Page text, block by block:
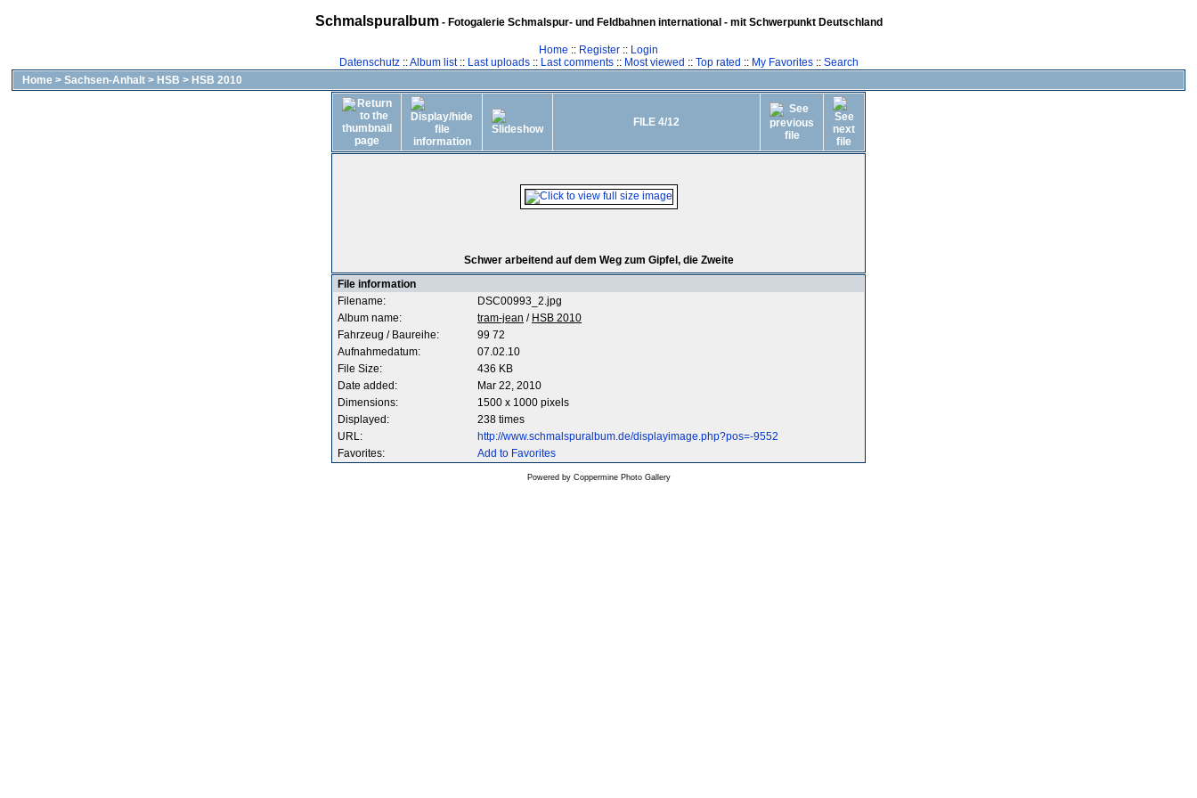
Schmalspuralbum- Fotogalerie Schmalspur- und Feldbahnen international - mit Schwerpunkt Deutschland
Home :: Register :: Login
Datenschutz::Album list:: Last uploads:: Last comments:: Most viewed :: Top rated :: My Favorites:: Search
Home > Sachsen-Anhalt > HSB > HSB 2010
FILE 4/12
Schwer arbeitend auf dem Weg zum Gipfel, die Zweite
File information
Filename:
DSC00993_2.jpg
Album name:
tram-jean / HSB 2010
Fahrzeug / Baureihe:
99 72
Aufnahmedatum:
07.02.10
File Size:
436 KB
Date added:
Mar 22, 2010
Dimensions:
1500 x 1000 pixels
Displayed:
238 times
URL:
http://www.schmalspuralbum.de/displayimage.php?pos=-9552
Favorites:
Add to Favorites
Powered by Coppermine Photo Gallery